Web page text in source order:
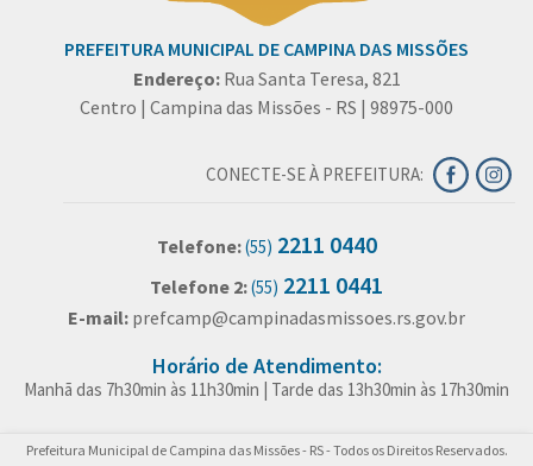
PREFEITURA MUNICIPAL DE CAMPINA DAS MISSÕES
Endereço: Rua Santa Teresa, 821
Centro | Campina das Missões - RS | 98975-000
CONECTE-SE À PREFEITURA:
Telefone:(55) 2211 0440
Telefone 2:(55) 2211 0441
E-mail: prefcamp@campinadasmissoes.rs.gov.br
Horário de Atendimento:
Manhã das 7h30min às 11h30min | Tarde das 13h30min às 17h30min
Prefeitura Municipal de Campina das Missões - RS - Todos os Direitos Reservados.